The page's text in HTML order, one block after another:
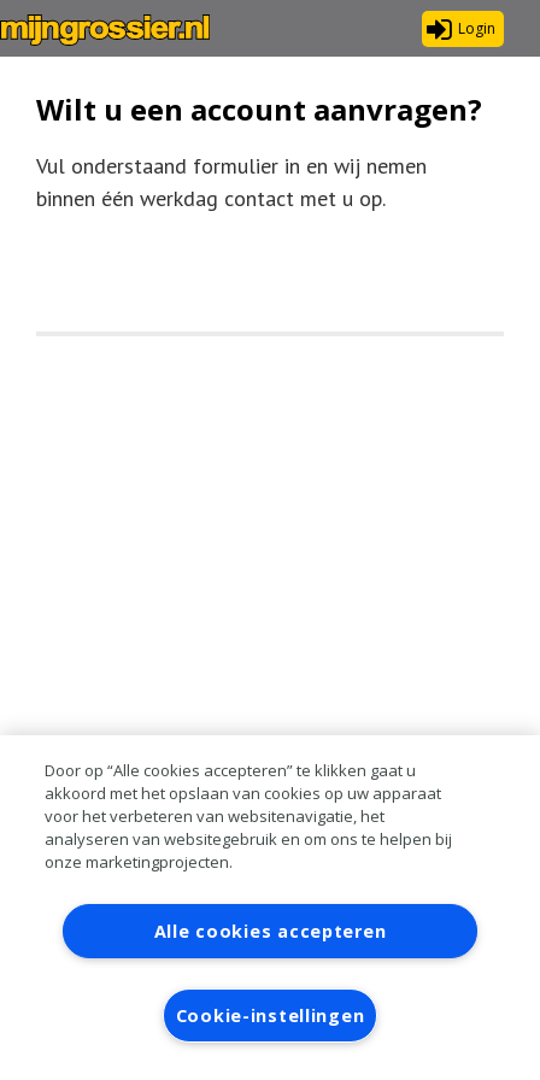
Login
Wilt u een account aanvragen?
Vul onderstaand formulier in en wij nemen
binnen één werkdag contact met u op.
Account aanvragen
Inloggen
RAI bestanden
Privacy
Algemene voorwaarden
Door op “Alle cookies accepteren” te klikken gaat u
akkoord met het opslaan van cookies op uw apparaat
voor het verbeteren van websitenavigatie, het
analyseren van websitegebruik en om ons te helpen bij
onze marketingprojecten.
Alle cookies accepteren
Cookie-instellingen